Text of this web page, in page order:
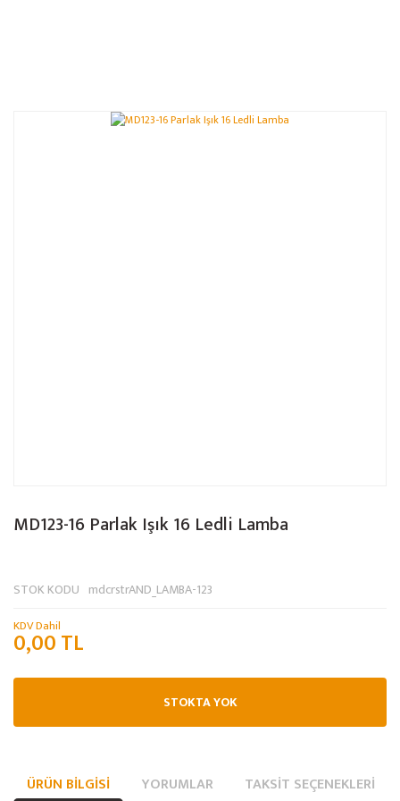
MD123-16 Parlak Işık 16 Ledli Lamba
STOK KODU mdcrstrAND_LAMBA-123
KDV Dahil
0,00 TL
STOKTA YOK
ÜRÜN BILGISI YORUMLAR TAKSIT SEÇENEKLERI